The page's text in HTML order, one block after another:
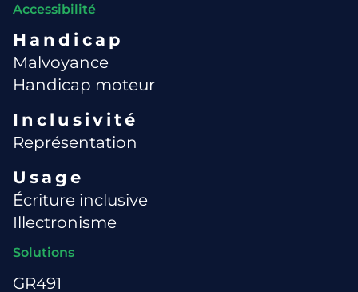
Accessibilité
Handicap
Malvoyance
Handicap moteur
Inclusivité
Représentation
Usage
Écriture inclusive
Illectronisme
Solutions
GR491